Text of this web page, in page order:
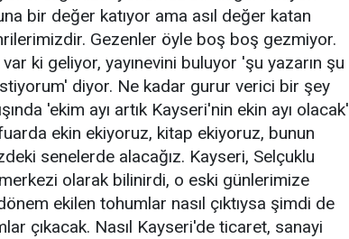
bir değer katıyor ama asıl değer katan
Gezenler öyle boş boş gezmiyor.
ki geliyor, yayınevini buluyor 'şu yazarın şu
istiyorum' diyor. Ne kadar gurur verici bir şey
'ekim ayı artık Kayseri'nin ekin ayı olacak'
ekin ekiyoruz, kitap ekiyoruz, bunun
senelerde alacağız. Kayseri, Selçuklu
olarak bilinirdi, o eski günlerimize
ekilen tohumlar nasıl çıktıysa şimdi de
çıkacak. Nasıl Kayseri'de ticaret, sanayi